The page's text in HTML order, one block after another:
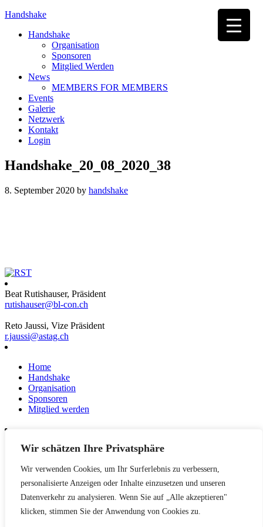
Wir schätzen Ihre Privatsphäre
Wir verwenden Cookies, um Ihr Surferlebnis zu verbessern,
personalisierte Anzeigen oder Inhalte einzusetzen und unseren
Datenverkehr zu analysieren. Wenn Sie auf „Alle akzeptieren"
klicken, stimmen Sie der Anwendung von Cookies zu.
Handshake
Handshake
Organisation
Sponsoren
Mitglied Werden
News
MEMBERS FOR MEMBERS
Events
Galerie
Netzwerk
Kontakt
Login
Handshake_20_08_2020_38
8. September 2020 by handshake
Beat Rutishauser, Präsident
rutishauser@bl-con.ch
Reto Jaussi, Vize Präsident
r.jaussi@astag.ch
Home
Handshake
Organisation
Sponsoren
Mitglied werden
News
Netzwerk
Kontakt